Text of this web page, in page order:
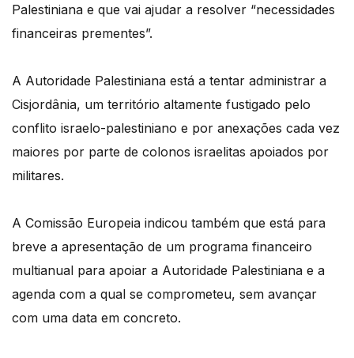
Palestiniana e que vai ajudar a resolver “necessidades
financeiras prementes”.
A Autoridade Palestiniana está a tentar administrar a
Cisjordânia, um território altamente fustigado pelo
conflito israelo-palestiniano e por anexações cada vez
maiores por parte de colonos israelitas apoiados por
militares.
A Comissão Europeia indicou também que está para
breve a apresentação de um programa financeiro
multianual para apoiar a Autoridade Palestiniana e a
agenda com a qual se comprometeu, sem avançar
com uma data em concreto.